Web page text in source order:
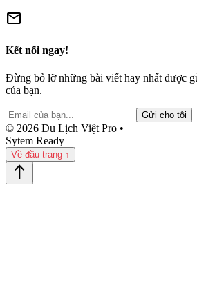
mail
Kết nối ngay!
Đừng bỏ lỡ những bài viết hay nhất được
của bạn.
Gửi cho tôi
© 2026 Du Lịch Việt Pro •
Sytem Ready
Về đầu trang ↑
north